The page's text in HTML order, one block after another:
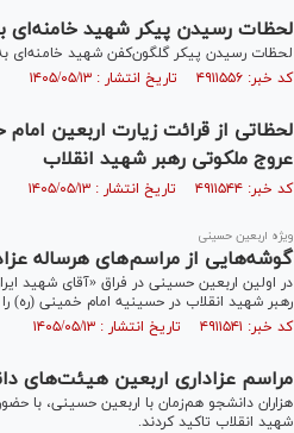
لحظات رسیدن پیکر شهید خامنه‌ای
لحظات رسیدن پیکر گلگون‌کفن شهید خامنه‌ای
کد خبر: ۴۹۱۱۵۵۶ تاریخ انتشار : ۱۴۰۵/۰۵/۱۳
لحظاتی از قرائت زیارت اربعین
عروج ملکوتی رهبر شهید انقلاب
کد خبر: ۴۹۱۱۵۴۴ تاریخ انتشار : ۱۴۰۵/۰۵/۱۳
ویژه اربعین حسینی
گوشه‌هایی از مراسم‌های هرساله
در اولین اربعین حسینی در فراق «آقای شهید
رهبر شهید انقلاب در حسینیه امام خمینی (ره) را
کد خبر: ۴۹۱۱۵۴۱ تاریخ انتشار : ۱۴۰۵/۰۵/۱۳
مراسم عزاداری اربعین هیئت‌های
هزاران دانشجو هم‌زمان با اربعین حسینی، با
شهید انقلاب تاکید کردند.